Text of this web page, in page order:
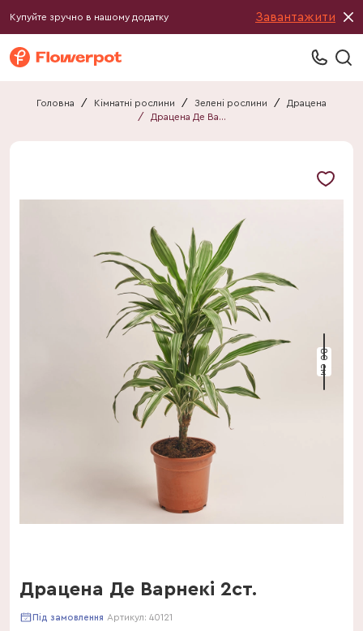
Купуйте зручно в нашому додатку Завантажити
Головна / Кімнатні рослини / Зелені рослини /
Драцена
/
Драцена Де Варнекі 2ст.
80 см
Драцена Де Варнекі 2ст.
Під замовлення Артикул: 40121